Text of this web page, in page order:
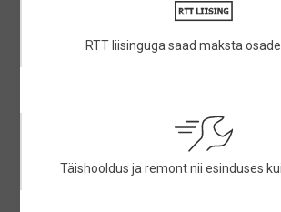
RTT liisinguga saad maksta
Täishooldus ja remont nii esinduses